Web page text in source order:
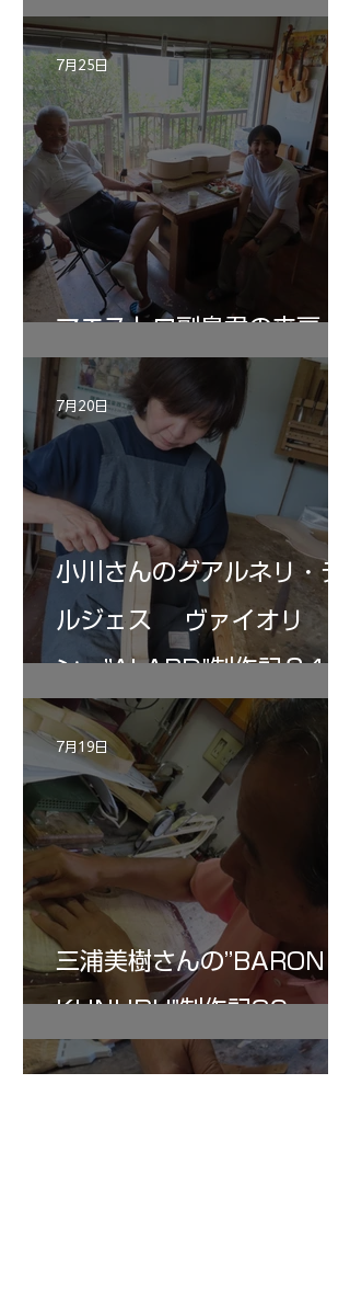
マエストロ副島君の来房
7月25日
小川さんのグアルネリ・デ
ルジェス ヴァイオリ
ン ”ALARD"制作記３4
7月20日
三浦美樹さんの”BARON・
KUNUPU"制作記30
7月19日